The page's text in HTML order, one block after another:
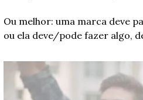
Ou melhor: uma marca deve
ou ela deve/pode fazer algo,